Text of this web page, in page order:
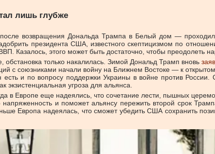
лишь глубже
возвращения Дональда Трампа в Белый дом — проходил
президента США, известного скептицизмом по
Казалось, этого может быть достаточно, чтобы преодолеть
только накалилась. Зимой Дональд Трамп вновь
с союзниками начали войну на Ближнем Востоке — к
есть и по вопросу поддержки Украины в войне против
угроза для альянса.
в Европе еще надеялись, что сочетание лести, пышных
напряженность и поможет альянсу пережить второй срок
Европа надеялась, что сможет убедить США сохранить